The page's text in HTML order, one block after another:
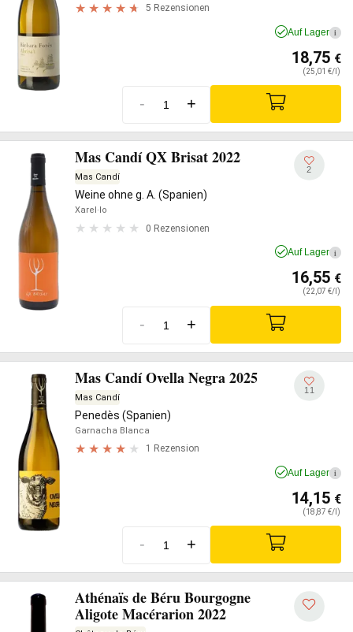
5 Rezensionen
Auf Lager i
18,75 €
(25,01 €/l)
- +
Mas Candí QX Brisat 2022
Mas Candí
Weine ohne g. A. (Spanien)
Xarel·lo
0 Rezensionen
2
Auf Lager i
16,55 €
(22,07 €/l)
- +
Mas Candí Ovella Negra 2025
Mas Candí
Penedès (Spanien)
Garnacha Blanca
1 Rezension
11
Auf Lager i
14,15 €
(18,87 €/l)
- +
Athénaïs de Béru Bourgogne
Aligote Macérarion 2022